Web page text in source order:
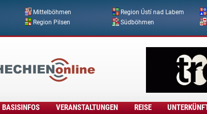
Mittelböhmen Region Ústí nad Labem
Region Pilsen Südböhmen
BASISINFOS VERANSTALTUNGEN REISE